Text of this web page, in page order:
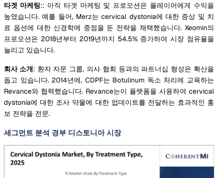
타겟 마케팅:: 아직 타겟 마케팅 및 프로모션은 플레이어에게 수익을
높였습니다. 예를 들어, Merz는 cervical dystonia에 대한 증상 및 치
료 옵션에 대한 신경학에 중점을 둔 전략을 채택했습니다. Xeomin의
프로모션은 2018년부터 2019년까지 54.5% 증가하여 시장 점유율을
늘리고 있습니다.
회사 소개: 환자 자문 그룹, 의사 협회 등과의 파트너십 형성은 확산을
돕고 있습니다. 2014년에, CDPF는 Botulinum 독소 처리에 교육하는
Revance와 협력했습니다. Revance는이 플랫폼을 사용하여 cervical
dystonia에 대한 조사 약물에 대한 업데이트를 전달하는 효과적인 홍
보 전략을 전문.
세그먼트 분석 경부 디스토니아 시장